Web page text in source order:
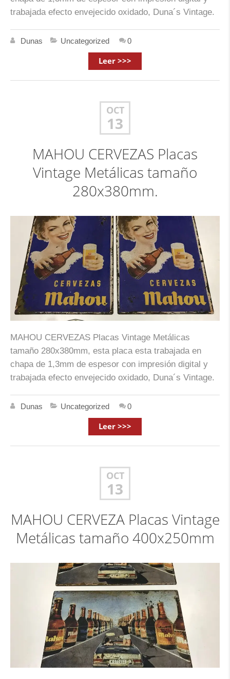
trabajada efecto envejecido oxidado, Duna´s Vintage.
Dunas Uncategorized 0
Leer >>>
OCT
13
MAHOU CERVEZAS Placas
Vintage Metálicas tamaño
280x380mm.
MAHOU CERVEZAS Placas Vintage Metálicas
tamaño 280x380mm, esta placa esta trabajada en
chapa de 1,3mm de espesor con impresión digital y
trabajada efecto envejecido oxidado, Duna´s Vintage.
Dunas Uncategorized 0
Leer >>>
OCT
13
MAHOU CERVEZA Placas Vintage
Metálicas tamaño 400x250mm